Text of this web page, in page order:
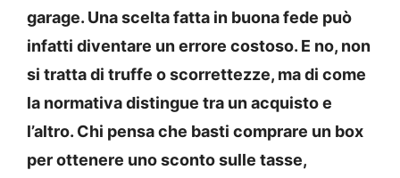
garage. Una scelta fatta in buona fede può
infatti diventare un errore costoso. E no, non
si tratta di truffe o scorrettezze, ma di come
la normativa distingue tra un acquisto e
l’altro. Chi pensa che basti comprare un box
per ottenere uno sconto sulle tasse,